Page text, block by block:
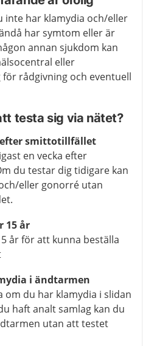
inte har klamydia och/eller
har symtom eller är
annan sjukdom kan
eller
rådgivning och eventuell
testa sig via nätet?
efter smittotillfället
en vecka efter
du testar dig tidigare kan
eller gonorré utan
15 år
år för att kunna beställa
i ändtarmen
om du har klamydia i slidan
haft analt samlag kan du
utan att testet